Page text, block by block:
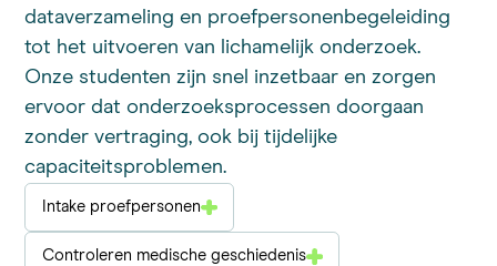
dataverzameling en proefpersonenbegeleiding
tot het uitvoeren van lichamelijk onderzoek.
Onze studenten zijn snel inzetbaar en zorgen
ervoor dat onderzoeksprocessen doorgaan
zonder vertraging, ook bij tijdelijke
capaciteitsproblemen.
Intake proefpersonen
Controleren medische geschiedenis